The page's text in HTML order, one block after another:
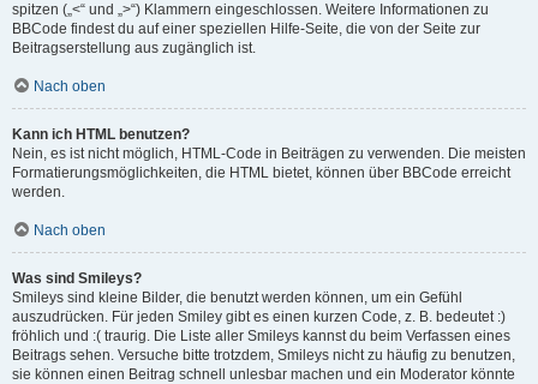
spitzen („<“ und „>“) Klammern eingeschlossen. Weitere Informationen zu
BBCode findest du auf einer speziellen Hilfe-Seite, die von der Seite zur
Beitragserstellung aus zugänglich ist.
Nach oben
Kann ich HTML benutzen?
Nein, es ist nicht möglich, HTML-Code in Beiträgen zu verwenden. Die meisten
Formatierungsmöglichkeiten, die HTML bietet, können über BBCode erreicht
werden.
Nach oben
Was sind Smileys?
Smileys sind kleine Bilder, die benutzt werden können, um ein Gefühl
auszudrücken. Für jeden Smiley gibt es einen kurzen Code, z. B. bedeutet :)
fröhlich und :( traurig. Die Liste aller Smileys kannst du beim Verfassen eines
Beitrags sehen. Versuche bitte trotzdem, Smileys nicht zu häufig zu benutzen,
sie können einen Beitrag schnell unlesbar machen und ein Moderator könnte